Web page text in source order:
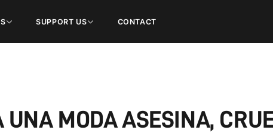
SUPPORT US CONTACT
UNA MODA ASESINA,